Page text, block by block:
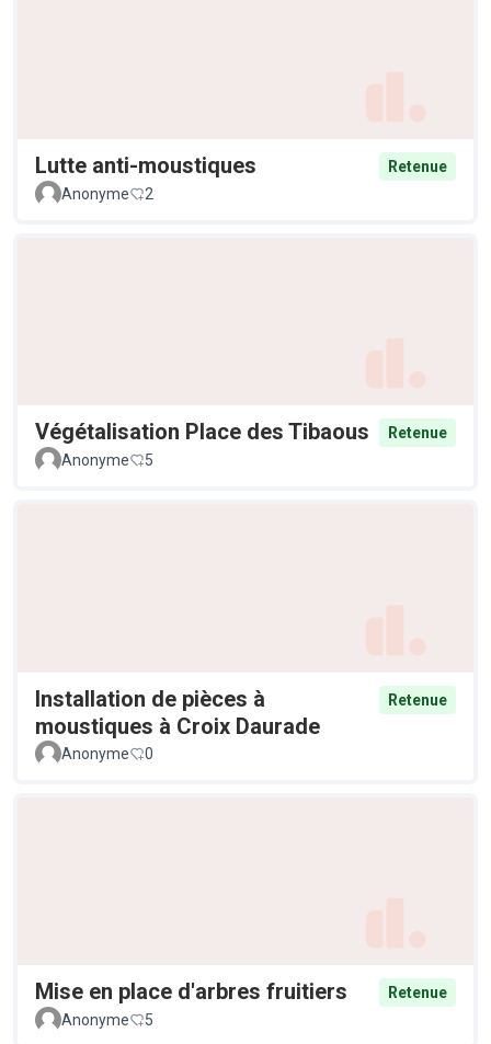
Lutte anti-moustiques
Retenue
Anonyme
2
Végétalisation Place des Tibaous
Retenue
Anonyme
5
Installation de pièces à
moustiques à Croix Daurade
Retenue
Anonyme 0
Mise en place d'arbres fruitiers
Retenue
Anonyme
5